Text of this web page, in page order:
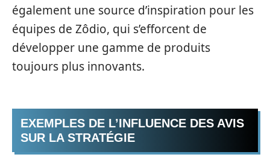
également une source d’inspiration pour les
équipes de Zôdio, qui s’efforcent de
développer une gamme de produits
toujours plus innovants.
EXEMPLES DE L’INFLUENCE DES AVIS
SUR LA STRATÉGIE